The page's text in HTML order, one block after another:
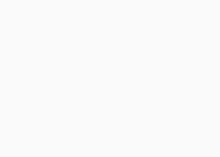
mes idées.
précision et à la
témoigner de
confronté à la
Quand j’ai